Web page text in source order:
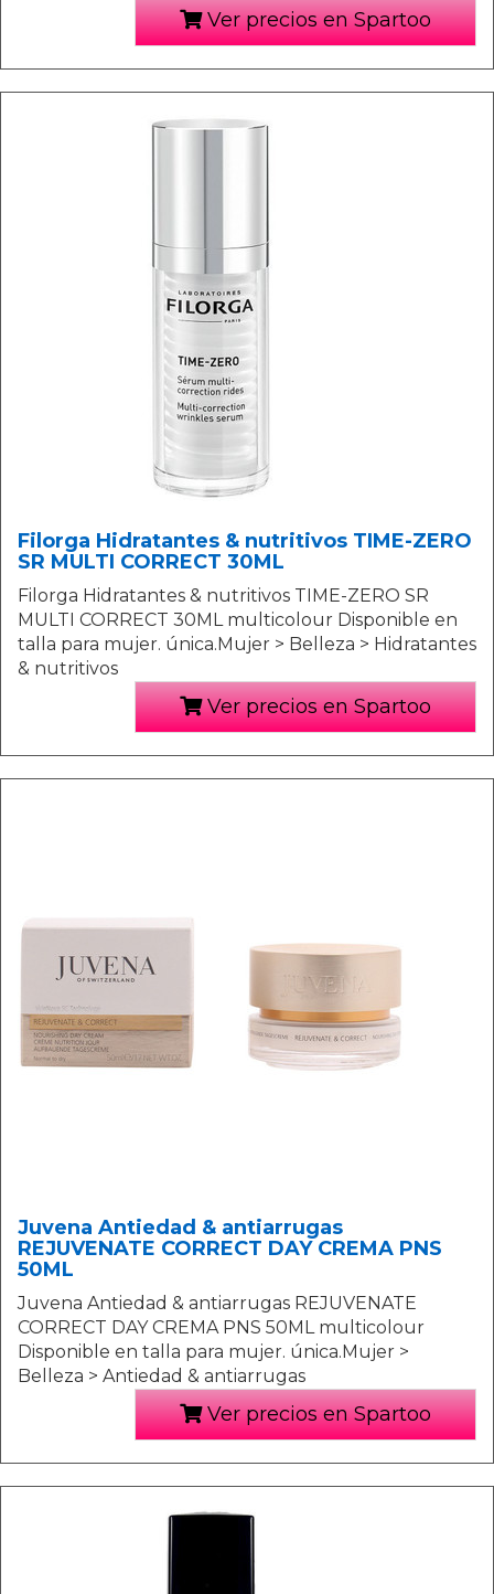
Ver precios en Spartoo
Filorga Hidratantes & nutritivos TIME-ZERO
SR MULTI CORRECT 30ML
Filorga Hidratantes & nutritivos TIME-ZERO SR
MULTI CORRECT 30ML multicolour Disponible en
talla para mujer. única.Mujer > Belleza > Hidratantes
& nutritivos
Ver precios en Spartoo
Juvena Antiedad & antiarrugas
REJUVENATE CORRECT DAY CREMA PNS
50ML
Juvena Antiedad & antiarrugas REJUVENATE
CORRECT DAY CREMA PNS 50ML multicolour
Disponible en talla para mujer. única.Mujer >
Belleza > Antiedad & antiarrugas
Ver precios en Spartoo